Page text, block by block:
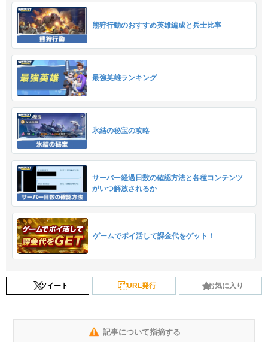
熊狩行動のおすすめ英雄編成と兵士比率
最強英雄ランキング
氷結の秘宝の攻略
サーバー経過日数の確認方法と各種コンテンツ
がいつ解放されるか
ゲームでポイ活して課金代をゲット！
ツイート URL発行 お気に入り
記事について指摘する